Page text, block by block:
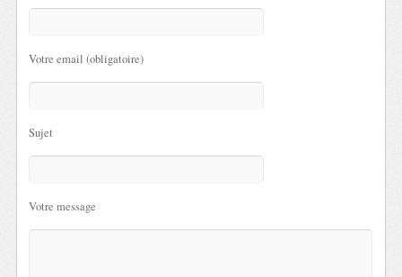
Votre email (obligatoire)
Sujet
Votre message